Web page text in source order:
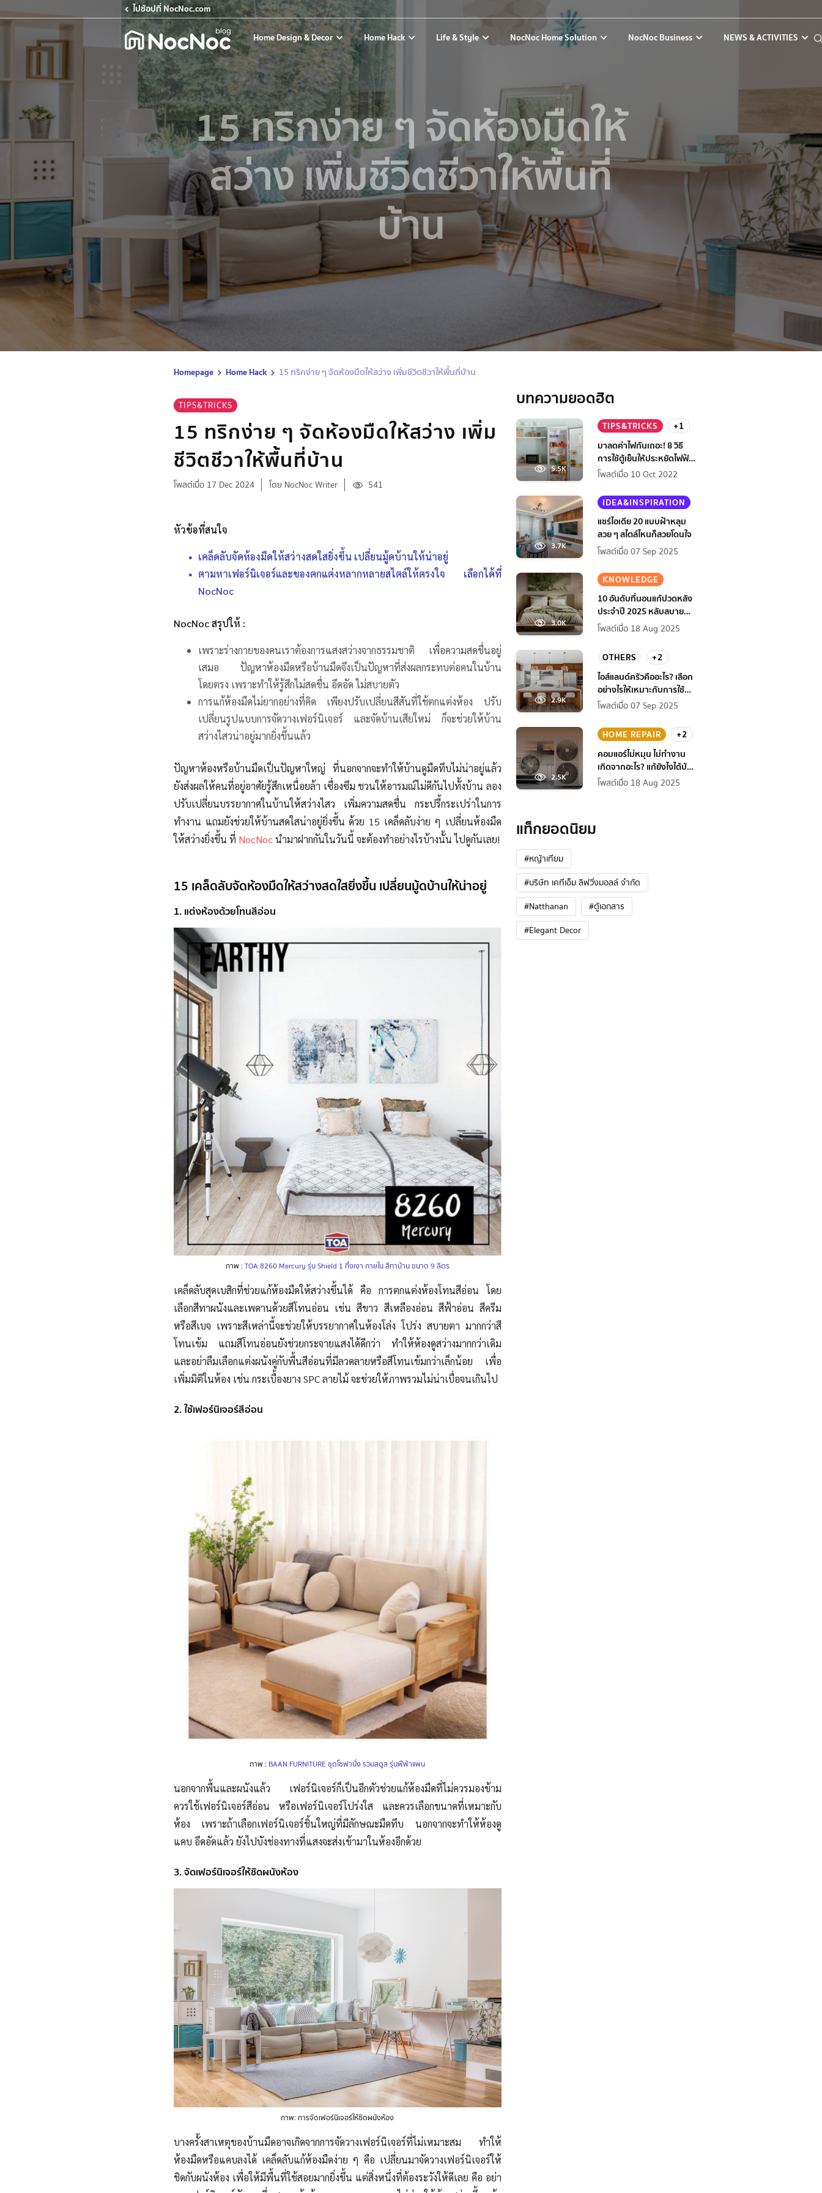
ไปช้อปที่ NocNoc.com
Home Design & Decor Home Hack Life & Style NocNoc Home Solution NocNoc Business NEWS & ACTIVITIES
15 ทริกง่าย ๆ จัดห้องมืดให้
สว่าง เพิ่มชีวิตชีวาให้พื้นที่
บ้าน
Homepage Home Hack 15 ทริกง่าย ๆ จัดห้องมืดให้สว่าง เพิ่มชีวิตชีวาให้พื้นที่บ้าน
TIPS&TRICKS
15 ทริกง่าย ๆ จัดห้องมืดให้สว่าง เพิ่ม
ชีวิตชีวาให้พื้นที่บ้าน
โพสต์เมื่อ 17 Dec 2024 โดย NocNoc Writer 541
หัวข้อที่สนใจ
เคล็ดลับจัดห้องมืดให้สว่างสดใสยิ่งขึ้น เปลี่ยนมู้ดบ้านให้น่าอยู่
ตามหาเฟอร์นิเจอร์และของตกแต่งหลากหลายสไตล์ให้ตรงใจ เลือกได้ที่
NocNoc
NocNoc สรุปให้ :
เพราะร่างกายของคนเราต้องการแสงสว่างจากธรรมชาติ เพื่อความสดชื่นอยู่
เสมอ ปัญหาห้องมืดหรือบ้านมืดจึงเป็นปัญหาที่ส่งผลกระทบต่อคนในบ้าน
โดยตรง เพราะทำให้รู้สึกไม่สดชื่น อึดอัด ไม่สบายตัว
การแก้ห้องมืดไม่ยากอย่างที่คิด เพียงปรับเปลี่ยนสีสันที่ใช้ตกแต่งห้อง ปรับ
เปลี่ยนรูปแบบการจัดวางเฟอร์นิเจอร์ และจัดบ้านเสียใหม่ ก็จะช่วยให้บ้าน
สว่างไสวน่าอยู่มากยิ่งขึ้นแล้ว
ปัญหาห้องหรือบ้านมืดเป็นปัญหาใหญ่ ที่นอกจากจะทำให้บ้านดูมืดทึบไม่น่าอยู่แล้ว
ยังส่งผลให้คนที่อยู่อาศัยรู้สึกเหนื่อยล้า เซื่องซึม ชวนให้อารมณ์ไม่ดีกันไปทั้งบ้าน ลอง
ปรับเปลี่ยนบรรยากาศในบ้านให้สว่างไสว เพิ่มความสดชื่น กระปรี้กระเปร่าในการ
ทำงาน แถมยังช่วยให้บ้านสดใสน่าอยู่ยิ่งขึ้น ด้วย 15 เคล็ดลับง่าย ๆ เปลี่ยนห้องมืด
ให้สว่างยิ่งขึ้น ที่ NocNocนำมาฝากกันในวันนี้ จะต้องทำอย่างไรบ้างนั้น ไปดูกันเลย!
15 เคล็ดลับจัดห้องมืดให้สว่างสดใสยิ่งขึ้น เปลี่ยนมู้ดบ้านให้น่าอยู่
1. แต่งห้องด้วยโทนสีอ่อน
ภาพ :TOA 8260 Mercury รุ่น Shield 1 กึ่งเงา ภายใน สีทาบ้าน ขนาด 9 ลิตร
เคล็ดลับสุดเบสิกที่ช่วยแก้ห้องมืดให้สว่างขึ้นได้ คือ การตกแต่งห้องโทนสีอ่อน โดย
เลือกสีทาผนังและเพดานด้วยสีโทนอ่อน เช่น สีขาว สีเหลืองอ่อน สีฟ้าอ่อน สีครีม
หรือสีเบจ เพราะสีเหล่านี้จะช่วยให้บรรยากาศในห้องโล่ง โปร่ง สบายตา มากกว่าสี
โทนเข้ม แถมสีโทนอ่อนยังช่วยกระจายแสงได้ดีกว่า ทำให้ห้องดูสว่างมากกว่าเดิม
และอย่าลืมเลือกแต่งผนังคู่กับพื้นสีอ่อนที่มีลวดลายหรือสีโทนเข้มกว่าเล็กน้อย เพื่อ
เพิ่มมิติในห้อง เช่น กระเบื้องยาง SPC ลายไม้ จะช่วยให้ภาพรวมไม่น่าเบื่อจนเกินไป
2. ใช้เฟอร์นิเจอร์สีอ่อน
ภาพ : BAAN FURNITURE ชุดโซฟานั่ง รวมสตูล รุ่นฟีฟ่าแพน
นอกจากพื้นและผนังแล้ว เฟอร์นิเจอร์ก็เป็นอีกตัวช่วยแก้ห้องมืดที่ไม่ควรมองข้าม
ควรใช้เฟอร์นิเจอร์สีอ่อน หรือเฟอร์นิเจอร์โปร่งใส และควรเลือกขนาดที่เหมาะกับ
ห้อง เพราะถ้าเลือกเฟอร์นิเจอร์ชิ้นใหญ่ที่มีลักษณะมืดทึบ นอกจากจะทำให้ห้องดู
แคบ อึดอัดแล้ว ยังไปบังช่องทางที่แสงจะส่งเข้ามาในห้องอีกด้วย
3. จัดเฟอร์นิเจอร์ให้ชิดผนังห้อง
ภาพ: การจัดเฟอร์นิเจอร์ให้ชิดผนังห้อง
บางครั้งสาเหตุของบ้านมืดอาจเกิดจากการจัดวางเฟอร์นิเจอร์ที่ไม่เหมาะสม ทำให้
ห้องมืดหรือแคบลงได้ เคล็ดลับแก้ห้องมืดง่าย ๆ คือ เปลี่ยนมาจัดวางเฟอร์นิเจอร์ให้
ชิดกับผนังห้อง เพื่อให้มีพื้นที่ใช้สอยมากยิ่งขึ้น แต่สิ่งหนึ่งที่ต้องระวังให้ดีเลย คือ อย่า
บทความยอดฮิต
5.5K
TIPS&TRICKS
+1
มาลดค่าไฟกันเถอะ! 8 วิธี
การใช้ตู้เย็นให้ประหยัดไฟฟ้า
กว่าเดิม
โพสต์เมื่อ 10 Oct 2022
3.7K
IDEA&INSPIRATION
แชร์ไอเดีย 20 แบบฝ้าหลุม
สวย ๆ สไตล์ไหนก็สวยโดนใจ
โพสต์เมื่อ 07 Sep 2025
3.0K
KNOWLEDGE
10 อันดับที่นอนแก้ปวดหลัง
ประจำปี 2025 หลับสบาย
สุขภาพดียิ่งกว่าเดิม
โพสต์เมื่อ 18 Aug 2025
2.9K
OTHERS
+2
ไอส์แลนด์ครัวคืออะไร? เลือก
อย่างไรให้เหมาะกับการใช้
งานที่บ้าน
โพสต์เมื่อ 07 Sep 2025
2.5K
HOME REPAIR
+2
คอมแอร์ไม่หมุน ไม่ทํางาน
เกิดจากอะไร? แก้ยังไงได้บ้าง
ก่อนแอร์พัง!
โพสต์เมื่อ 18 Aug 2025
แท็กยอดนิยม
#หญ้าเทียม
#บริษัท เคทีเอ็ม ลิฟวิ่งมอลล์ จำกัด
#Natthanan
#ตู้เอกสาร
#Elegant Decor